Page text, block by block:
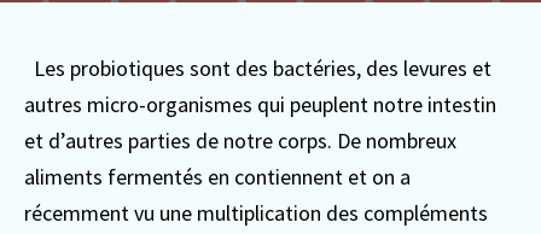
Les probiotiques sont des bactéries, des levures et
autres micro-organismes qui peuplent notre intestin
et d’autres parties de notre corps. De nombreux
aliments fermentés en contiennent et on a
récemment vu une multiplication des compléments